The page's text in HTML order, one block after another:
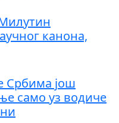
канона,
Србима још
само уз водиче